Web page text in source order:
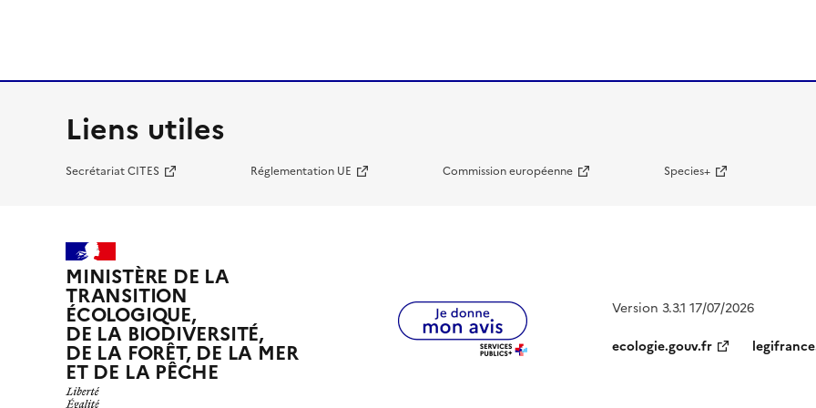
Liens utiles
Secrétariat CITES Réglementation UE Commission européenne Species+
MINISTÈRE DE LA
TRANSITION
ÉCOLOGIQUE,
DE LA BIODIVERSITÉ,
DE LA FORÊT, DE LA MER
ET DE LA PÊCHE
Version 3.3.1 17/07/2026
ecologie.gouv.fr